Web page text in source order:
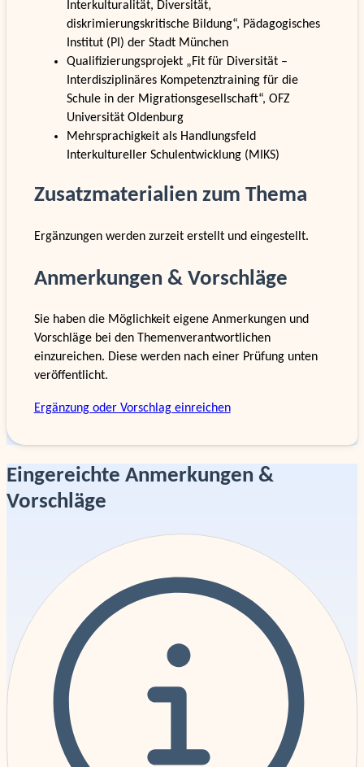
Interkulturalität, Diversität,
diskrimierungskritische Bildung“, Pädagogisches
Institut (PI) der Stadt München
Qualifizierungsprojekt „Fit für Diversität –
Interdisziplinäres Kompetenztraining für die
Schule in der Migrationsgesellschaft“, OFZ
Universität Oldenburg
Mehrsprachigkeit als Handlungsfeld
Interkultureller Schulentwicklung (MIKS)
Zusatzmaterialien zum Thema
Ergänzungen werden zurzeit erstellt und eingestellt.
Anmerkungen & Vorschläge
Sie haben die Möglichkeit eigene Anmerkungen und
Vorschläge bei den Themenverantwortlichen
einzureichen. Diese werden nach einer Prüfung unten
veröffentlicht.
Ergänzung oder Vorschlag einreichen
Eingereichte Anmerkungen &
Vorschläge